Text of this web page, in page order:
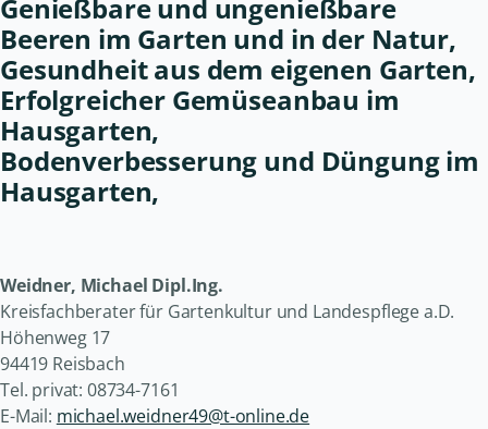
Genießbare und ungenießbare
Beeren im Garten und in der Natur,
Gesundheit aus dem eigenen Garten,
Erfolgreicher Gemüseanbau im
Hausgarten,
Bodenverbesserung und Düngung im
Hausgarten,
Weidner, Michael Dipl.Ing.
Kreisfachberater für Gartenkultur und Landespflege a.D.
Höhenweg 17
94419 Reisbach
Tel. privat: 08734-7161
E-Mail: michael.weidner49@t-online.de